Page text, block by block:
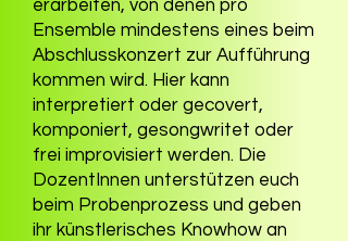
erarbeiten, von denen pro
Ensemble mindestens eines beim
Abschlusskonzert zur Aufführung
kommen wird. Hier kann
interpretiert oder gecovert,
komponiert, gesongwritet oder
frei improvisiert werden. Die
DozentInnen unterstützen euch
beim Probenprozess und geben
ihr künstlerisches Knowhow an